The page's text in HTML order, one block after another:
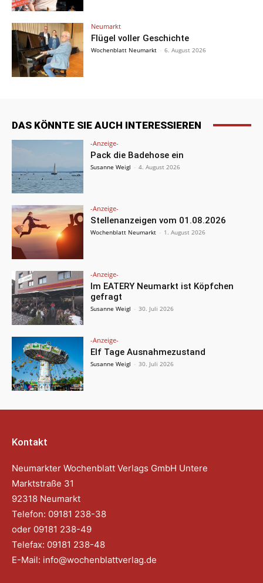
Neumarkt
Flügel voller Geschichte
Wochenblatt Neumarkt - 6. August 2026
DAS KÖNNTE SIE AUCH INTERESSIEREN
-Anzeige-
Pack die Badehose ein
Susanne Weigl - 4. August 2026
-Anzeige-
Stellenanzeigen vom 01.08.2026
Wochenblatt Neumarkt - 1. August 2026
-Anzeige-
Im EATERY Neumarkt ist Köpfchen
gefragt
Susanne Weigl - 30. Juli 2026
-Anzeige-
Elf Tage Ausnahmezustand
Susanne Weigl - 30. Juli 2026
Kontakt
Neumarkter Wochenblatt Verlags GmbH Untere
Marktstraße 31
92318 Neumarkt
Telefon: 09181 238-38
oder 09181 238-49
Telefax: 09181 238-48
E-Mail: info@wochenblattverlag.de